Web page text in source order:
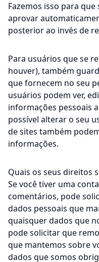
Fazemos isso para
aprovar
posterior ao invés de
Para usuários que se
houver), também
que fornecem no seu
usuários podem ver,
informações pessoais
possível alterar o seu
de sites também
informações.
Quais os seus direitos
Se você tiver uma
comentários, pode
dados pessoais que
quaisquer dados que
pode solicitar que
que mantemos sobre
dados que somos